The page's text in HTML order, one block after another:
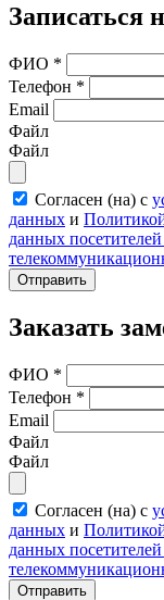
Записаться
ФИО *
Телефон *
Email
Файл
Файл
Согласен (на) с
данных и
данных
Отправить
Заказать
ФИО *
Телефон *
Email
Файл
Файл
Согласен (на) с
данных и
данных
Отправить